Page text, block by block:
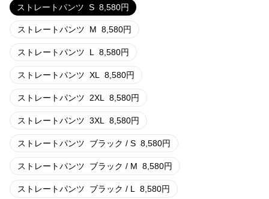
ストレートパンツ S 8,580円
ストレートパンツ M 8,580円
ストレートパンツ L 8,580円
ストレートパンツ XL 8,580円
ストレートパンツ 2XL 8,580円
ストレートパンツ 3XL 8,580円
ストレートパンツ ブラック / S 8,580円
ストレートパンツ ブラック / M 8,580円
ストレートパンツ ブラック / L 8,580円